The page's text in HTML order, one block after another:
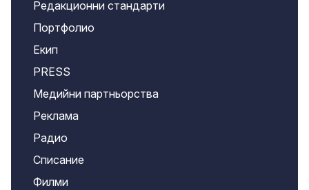
Редакционни стандарти
Портфолио
Екип
PRESS
Медийни партньорства
Реклама
Радио
Списание
Филми